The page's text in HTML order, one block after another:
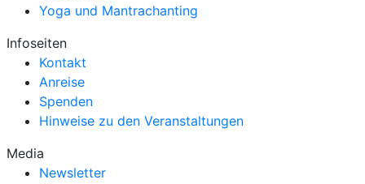
Yoga und Mantrachanting
Infoseiten
Kontakt
Anreise
Spenden
Hinweise zu den Veranstaltungen
Media
Newsletter